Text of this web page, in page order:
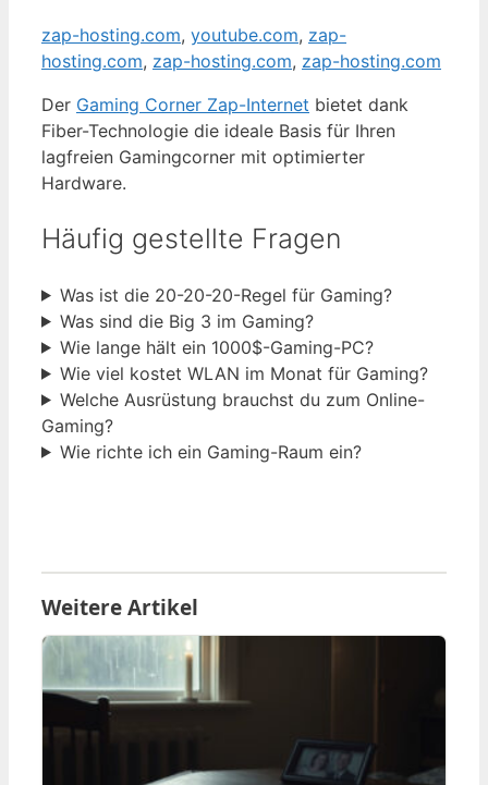
zap-hosting.com, youtube.com, zap-
hosting.com, zap-hosting.com, zap-hosting.com
Der Gaming Corner Zap-Internet bietet dank
Fiber-Technologie die ideale Basis für Ihren
lagfreien Gamingcorner mit optimierter
Hardware.
Häufig gestellte Fragen
Was ist die 20-20-20-Regel für Gaming?
Was sind die Big 3 im Gaming?
Wie lange hält ein 1000$-Gaming-PC?
Wie viel kostet WLAN im Monat für Gaming?
Welche Ausrüstung brauchst du zum Online-
Gaming?
Wie richte ich ein Gaming-Raum ein?
Weitere Artikel